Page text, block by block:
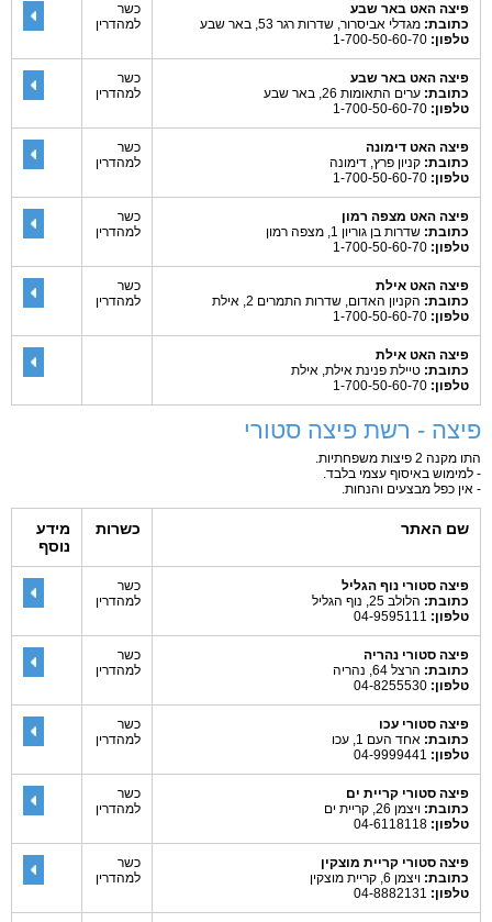
פיצה האט באר שבע
כתובת: מגדלי אביסרור, שדרות רגר 53, באר שבע
טלפון:
כשר
למהדרין
פיצה האט באר שבע
כתובת: ערים התאומות 26, באר שבע
טלפון:
כשר
למהדרין
פיצה האט דימונה
כתובת: קניון פרץ, דימונה
טלפון:
כשר
למהדרין
פיצה האט מצפה רמון
כתובת: שדרות בן גוריון 1, מצפה רמון
טלפון:
כשר
למהדרין
פיצה האט אילת
כתובת: הקניון האדום, שדרות התמרים 2, אילת
טלפון:
כשר
למהדרין
פיצה האט אילת
כתובת: טיילת פנינת אילת, אילת
טלפון:
פיצה - רשת פיצה סטורי
התו מקנה 2 פיצות משפחתיות.
- למימוש באיסוף עצמי בלבד.
- אין כפל מבצעים והנחות.
שם האתר כשרות
מידע
נוסף
פיצה סטורי נוף הגליל
כתובת: הלולב 25, נוף הגליל
טלפון:
כשר
למהדרין
פיצה סטורי נהריה
כתובת: הרצל 64, נהריה
טלפון:
כשר
למהדרין
פיצה סטורי עכו
כתובת: אחד העם 1, עכו
טלפון:
כשר
למהדרין
פיצה סטורי קריית ים
כתובת: ויצמן 26, קריית ים
טלפון:
כשר
למהדרין
פיצה סטורי קריית מוצקין
כתובת: ויצמן 6, קריית מוצקין
טלפון:
כשר
למהדרין